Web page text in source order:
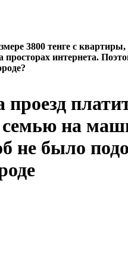
3800 тенге с квартиры,
интернета.
семью на
не было